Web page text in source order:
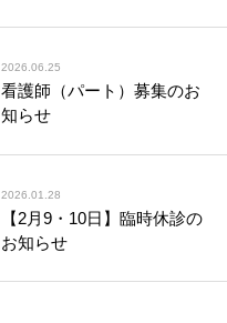
2026.06.25
看護師（パート）募集のお
知らせ
2026.01.28
【2月9・10日】臨時休診の
お知らせ